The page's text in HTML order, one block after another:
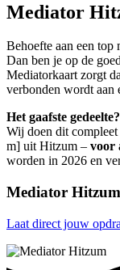
Mediator
Behoefte aan een
Dan ben je op de
Mediatorkaart zorgt
verbonden wordt aan
Het gaafste gedeelte?
Wij doen dit
m] uit Hitzum – voor
worden in 2026 en
Mediator
Laat direct jouw